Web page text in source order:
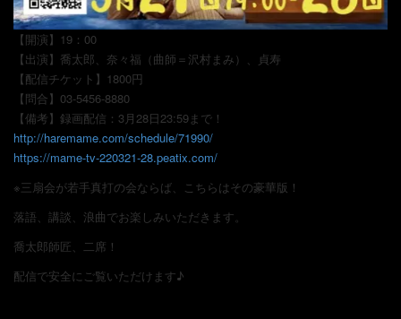
【開演】19：00
【出演】喬太郎、奈々福（曲師＝沢村まみ）、貞寿
【配信チケット】1800円
【問合】03-5456-8880
【備考】録画配信：3月28日23:59まで！
http://haremame.com/schedule/71990/
https://mame-tv-220321-28.peatix.com/
※三扇会が若手真打の会ならば、こちらはその豪華版！
落語、講談、浪曲でお楽しみいただきます。
喬太郎師匠、二席！
配信で安全にご覧いただけます♪